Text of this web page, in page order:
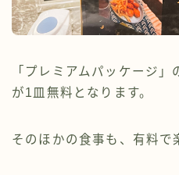
「プレミアムパッケージ
が1皿無料となります。
そのほかの食事も、有料で